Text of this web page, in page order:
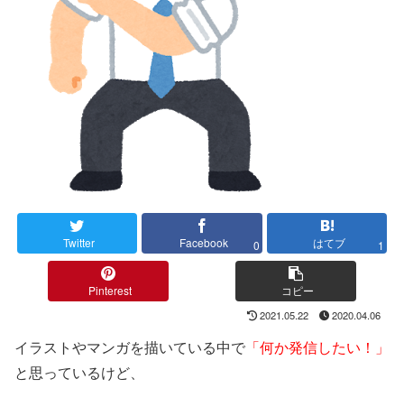
Twitter Facebook 0 はてブ 1
Pinterest コピー
2021.05.22 2020.04.06
イラストやマンガを描いている中で 「何か発信したい！」
と思っているけど、